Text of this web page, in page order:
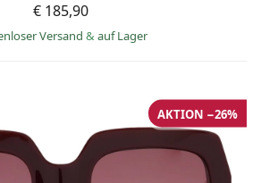
€ 185,90
Versand & auf Lager
AKTION −26%